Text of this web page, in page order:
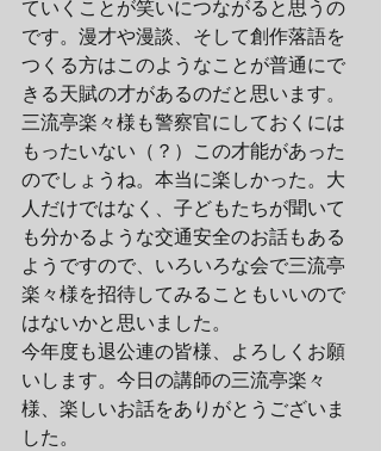
ていくことが笑いにつながると思うの
です。漫才や漫談、そして創作落語を
つくる方はこのようなことが普通にで
きる天賦の才があるのだと思います。
三流亭楽々様も警察官にしておくには
もったいない（？）この才能があった
のでしょうね。本当に楽しかった。大
人だけではなく、子どもたちが聞いて
も分かるような交通安全のお話もある
ようですので、いろいろな会で三流亭
楽々様を招待してみることもいいので
はないかと思いました。
今年度も退公連の皆様、よろしくお願
いします。今日の講師の三流亭楽々
様、楽しいお話をありがとうございま
した。